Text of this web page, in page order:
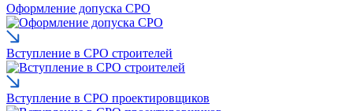
Оформление допуска СРО
Вступление в СРО строителей
Вступление в СРО проектировщиков